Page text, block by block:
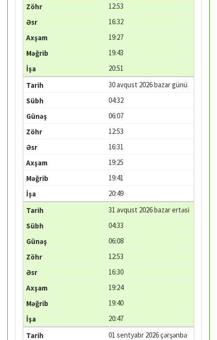
12:53
16:32
19:27
19:43
20:51
30 avqust 2026 bazar günü
04:32
06:07
12:53
16:31
19:25
19:41
20:49
31 avqust 2026 bazar ertəsi
04:33
06:08
12:53
16:30
19:24
19:40
20:47
01 sentyabr 2026 çərşənbə